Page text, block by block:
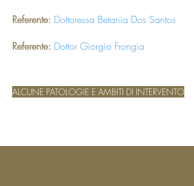
Referente: Dottoressa Betania Dos Santos
Referente: Dottor Giorgio Frongia
ALCUNE PATOLOGIE E AMBITI DI INTERVENTO